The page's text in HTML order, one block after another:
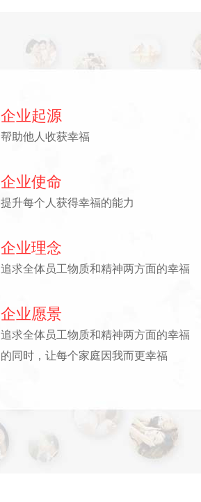
企业起源
帮助他人收获幸福
企业使命
提升每个人获得幸福的能力
企业理念
追求全体员工物质和精神两方面的幸福
企业愿景
追求全体员工物质和精神两方面的幸福
的同时，让每个家庭因我而更幸福